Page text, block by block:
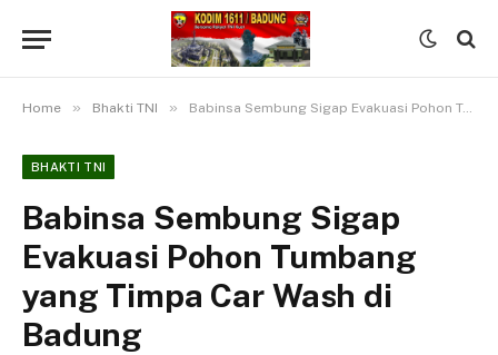
Home » Bhakti TNI » Babinsa Sembung Sigap Evakuasi Pohon Tumbang yang Timpa Car Wash di Badung
BHAKTI TNI
Babinsa Sembung Sigap
Evakuasi Pohon Tumbang
yang Timpa Car Wash di
Badung